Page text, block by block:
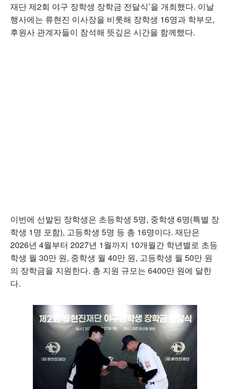
재단 제2회 야구 장학생 장학금 전달식’을 개최했다. 이날
행사에는 류현진 이사장을 비롯해 장학생 16명과 학부모,
후원사 관계자들이 참석해 뜻깊은 시간을 함께했다.
이번에 선발된 장학생은 초등학생 5명, 중학생 6명(특별 장
학생 1명 포함), 고등학생 5명 등 총 16명이다. 재단은
2026년 4월부터 2027년 1월까지 10개월간 학년별로 초등
학생 월 30만 원, 중학생 월 40만 원, 고등학생 월 50만 원
의 장학금을 지원한다. 총 지원 규모는 6400만 원에 달한
다.